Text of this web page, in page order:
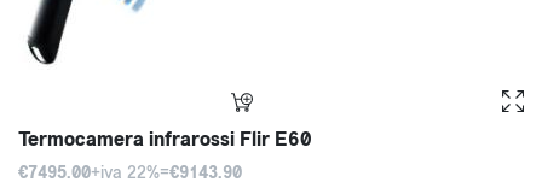
Termocamera infrarossi Flir E60
€7495.00+iva 22%=€9143.90